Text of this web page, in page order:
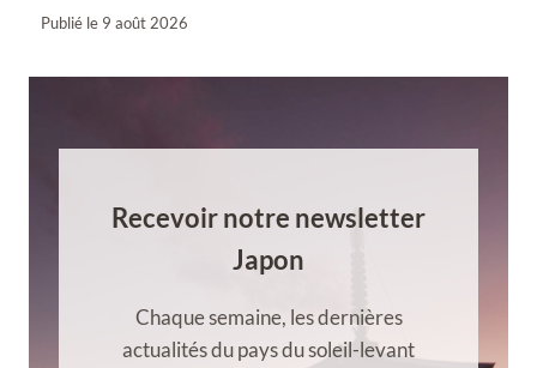
Publié le 9 août 2026
Recevoir notre newsletter
Japon
Chaque semaine, les dernières
actualités du pays du soleil-levant